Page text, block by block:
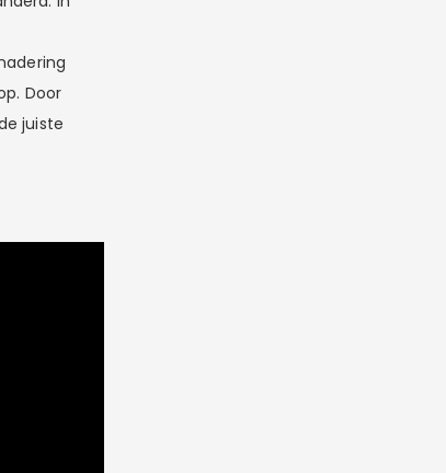
Door
juiste